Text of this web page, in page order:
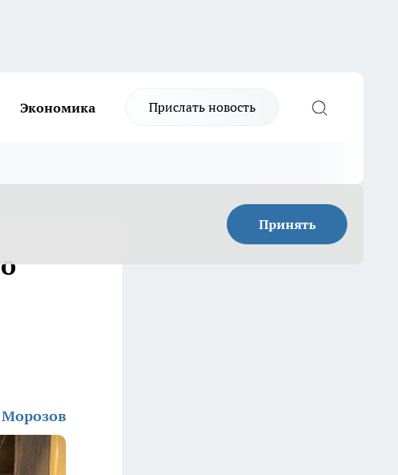
Экономика Прислать новость
Принять